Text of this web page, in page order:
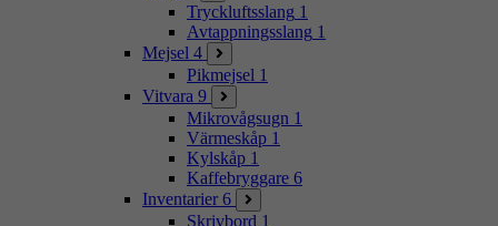
Tryckluftsslang 1
Avtappningsslang 1
Mejsel 4
Pikmejsel 1
Vitvara 9
Mikrovågsugn 1
Värmeskåp 1
Kylskåp 1
Kaffebryggare 6
Inventarier 6
Skrivbord 1